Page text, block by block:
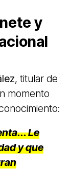
y
, titular de
momento
Le
y que